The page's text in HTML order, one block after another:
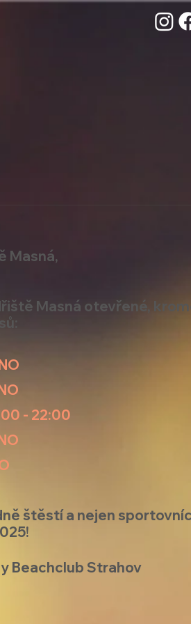
Masná,
Masná otevřené,
- 22:00
štěstí a nejen
Beachclub Strahov